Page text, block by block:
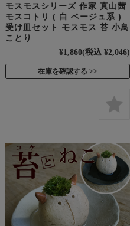
モスモスシリーズ 作家 真山茜
モスコトリ ( 白 ベージュ系 )
受け皿セット モスモス 苔 小鳥
ことり
¥1,860(税込 ¥2,046)
在庫を確認する